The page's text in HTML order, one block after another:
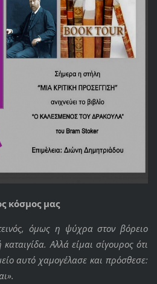
κόσμος μας
όμως η ψύχρα στον βόρειο
Αλλά είμαι σίγουρος ότι
αυτό χαμογέλασε και πρόσθεσε: